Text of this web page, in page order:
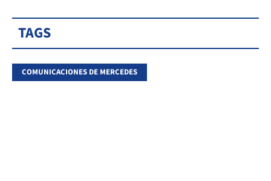
TAGS
COMUNICACIONES DE MERCEDES